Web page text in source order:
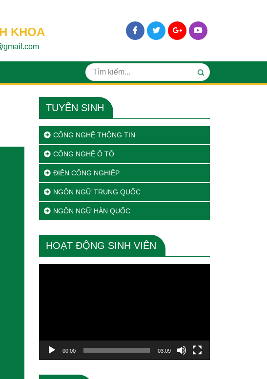
KHOA
TUYỂN SINH
CÔNG NGHỆ THÔNG TIN
CÔNG NGHỆ Ô TÔ
ĐIỆN CÔNG NGHIỆP
NGÔN NGỮ TRUNG QUỐC
NGÔN NGỮ HÀN QUỐC
HOẠT ĐỘNG SINH VIÊN
00:00 03:09